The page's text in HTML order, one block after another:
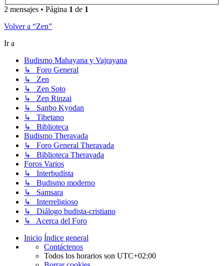
2 mensajes • Página 1 de 1
Volver a “Zen”
Ir a
Budismo Mahayana y Vajrayana
↳ Foro General
↳ Zen
↳ Zen Soto
↳ Zen Rinzai
↳ Sanbo Kyodan
↳ Tibetano
↳ Biblioteca
Budismo Theravada
↳ Foro General Theravada
↳ Biblioteca Theravada
Foros Varios
↳ Interbudista
↳ Budismo moderno
↳ Samsara
↳ Interreligioso
↳ Diálogo budista-cristiano
↳ Acerca del Foro
Inicio Índice general
Contáctenos
Todos los horarios son UTC+02:00